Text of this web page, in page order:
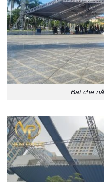
Bạt che